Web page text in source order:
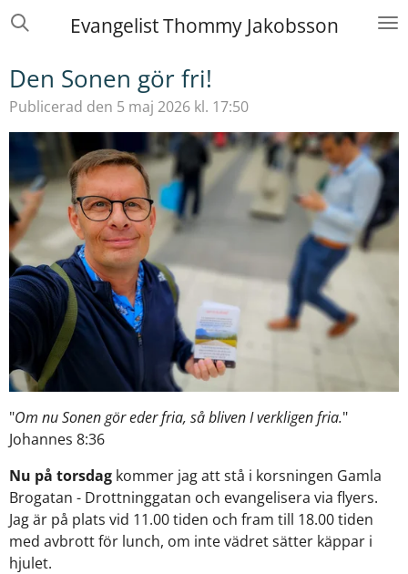
Hoppa
Evangelist Thommy Jakobsson
Den Sonen gör fri!
Publicerad den 5 maj 2026 kl. 17:50
"Om nu Sonen gör eder fria, så bliven I verkligen fria."
Johannes 8:36
Nu på torsdag kommer jag att stå i korsningen Gamla
Brogatan - Drottninggatan och evangelisera via flyers.
Jag är på plats vid 11.00 tiden och fram till 18.00 tiden
med avbrott för lunch, om inte vädret sätter käppar i
hjulet.